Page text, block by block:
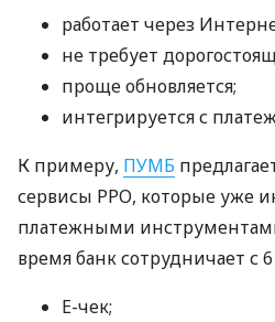
работает через
не требует
проще обновляется;
интегрируется с
К примеру, ПУМБ
сервисы РРО, которые уже
платежными
время банк сотрудничает с
E-чек;